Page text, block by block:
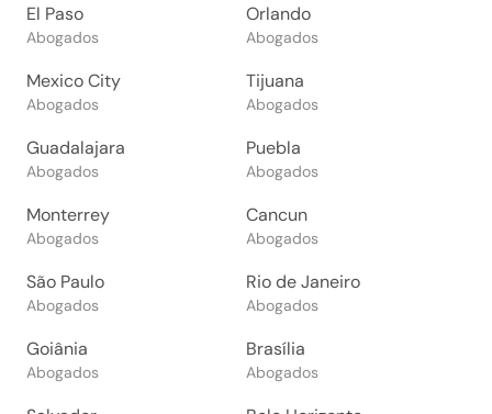
El Paso
Abogados
Orlando
Abogados
Mexico City
Abogados
Tijuana
Abogados
Guadalajara
Abogados
Puebla
Abogados
Monterrey
Abogados
Cancun
Abogados
São Paulo
Abogados
Rio de Janeiro
Abogados
Goiânia
Abogados
Brasília
Abogados